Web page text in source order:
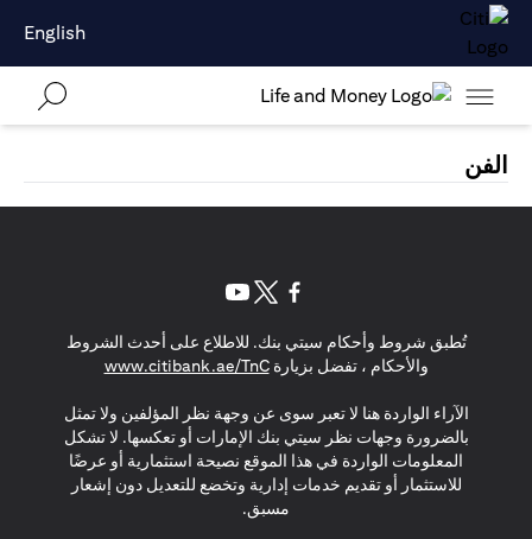
English
الفن
تُطبق شروط وأحكام سيتي بنك. للاطلاع على أحدث الشروط
والأحكام ، تفضل بزيارةwww.citibank.ae/TnC
(opens in a new tab)
الآراء الواردة هنا لا تعبر سوى عن وجهة نظر المؤلفين ولا تمثل
بالضرورة وجهات نظر سيتي بنك الإمارات أو تعكسها. لا تشكل
المعلومات الواردة في هذا الموقع نصيحة استثمارية أو عرضًا
للاستثمار أو تقديم خدمات إدارية وتخضع للتعديل دون إشعار
مسبق.